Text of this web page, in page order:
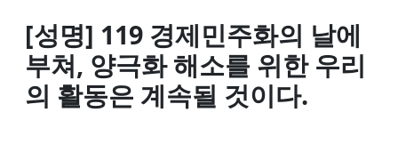
[성명] 119 경제민주화의 날에
부쳐, 양극화 해소를 위한 우리
의 활동은 계속될 것이다.